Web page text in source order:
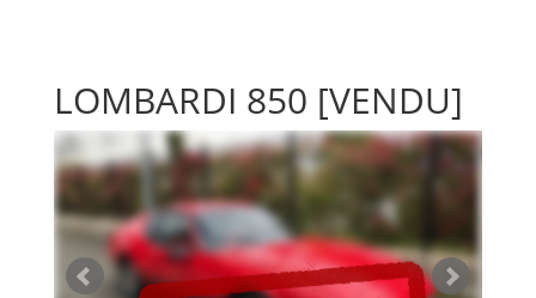
LOMBARDI 850 [VENDU]